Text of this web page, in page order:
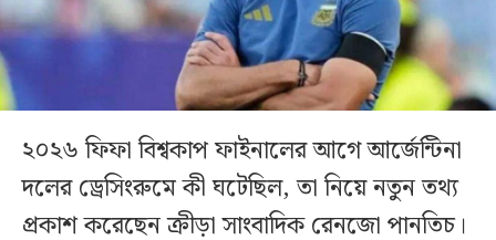
২০২৬ ফিফা বিশ্বকাপ ফাইনালের আগে আর্জেন্টিনা
দলের ড্রেসিংরুমে কী ঘটেছিল, তা নিয়ে নতুন তথ্য
প্রকাশ করেছেন ক্রীড়া সাংবাদিক রেনজো পানতিচ।